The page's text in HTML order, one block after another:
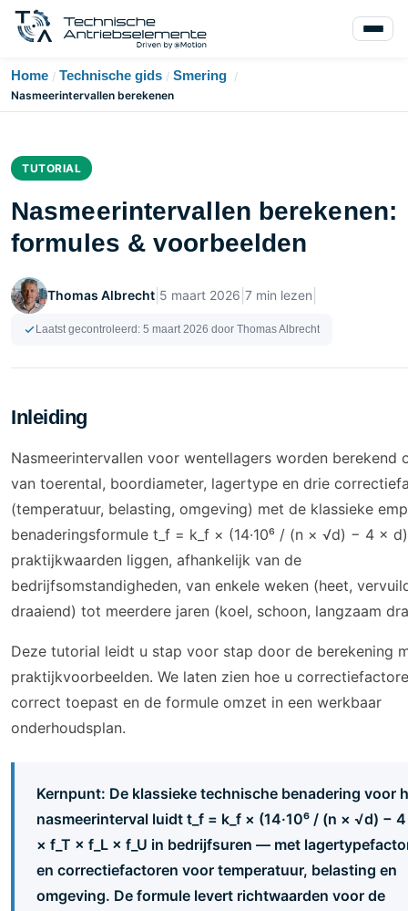
Home / Technische gids / Smering /
Nasmeerintervallen berekenen
TUTORIAL
Nasmeerintervallen berekenen:
formules & voorbeelden
Thomas Albrecht 5 maart 2026 7 min lezen
Laatst gecontroleerd: 5 maart 2026 door Thomas Albrecht
Inleiding
Nasmeerintervallen voor wentellagers worden berekend
van toerental, boordiameter, lagertype en drie
(temperatuur, belasting, omgeving) met de klassieke
benaderingsformule t_f = k_f × (14·10⁶ / (n × √d) − 4 ×
praktijkwaarden liggen, afhankelijk van de
bedrijfsomstandigheden, van enkele weken (heet,
draaiend) tot meerdere jaren (koel, schoon, langzaam
Deze tutorial leidt u stap voor stap door de berekening
praktijkvoorbeelden. We laten zien hoe u
correct toepast en de formule omzet in een werkbaar
onderhoudsplan.
Kernpunt: De klassieke technische benadering voor
nasmeerinterval luidt t_f = k_f × (14·10⁶ / (n × √d) −
× f_T × f_L × f_U in bedrijfsuren — met
en correctiefactoren voor temperatuur, belasting en
omgeving. De formule levert richtwaarden voor de